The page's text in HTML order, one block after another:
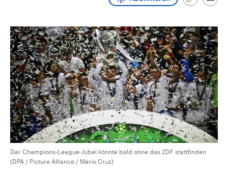
und Kandidaten der anstehenden
Audio-Archiv
Link
Der Champions-League-Jubel könnte bald ohne das ZDF stattfinden
(DPA / Picture Alliance / Mario Cruz)